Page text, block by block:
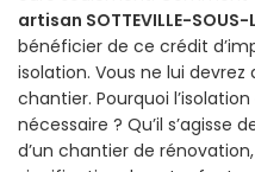
artisan SOTTEVILLE-SOUS-
bénéficier de ce crédit
isolation. Vous ne lui devrez
chantier. Pourquoi l’isolation
nécessaire ? Qu’il s’agisse
d’un chantier de